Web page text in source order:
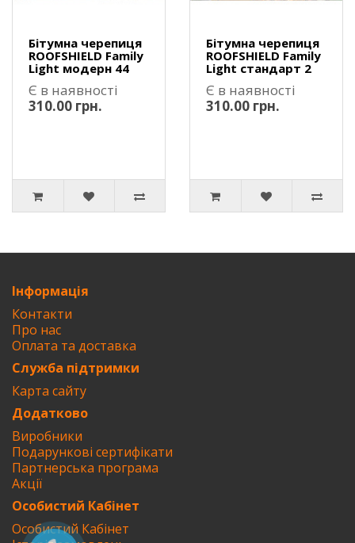
Бітумна черепиця
ROOFSHIELD Family
Light модерн 44
Є в наявності
310.00 грн.
Бітумна черепиця
ROOFSHIELD Family
Light стандарт 2
Є в наявності
310.00 грн.
Інформація
Контакти
Про нас
Оплата та доставка
Служба підтримки
Карта сайту
Додатково
Виробники
Подарункові сертифікати
Партнерська програма
Акції
Особистий Кабінет
Особистий Кабінет